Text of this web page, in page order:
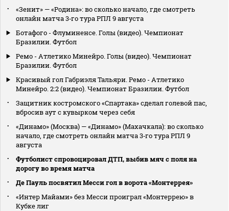
«Зенит» — «Родина»: во сколько начало, где смотреть
онлайн матча 3‑го тура РПЛ 9 августа
Ботафого - Флуминенсе. Голы (видео). Чемпионат
Бразилии. Футбол
Ремо - Атлетико Минейро. Голы (видео). Чемпионат
Бразилии. Футбол
Красивый гол Габриэля Тальяри. Ремо - Атлетико
Минейро. 2:2 (видео). Чемпионат Бразилии. Футбол
Защитник костромского «Спартака» сделал голевой пас,
вбросив аут с кувырком через себя
«Динамо» (Москва) — «Динамо» (Махачкала): во сколько
начало, где смотреть онлайн матча 3‑го тура РПЛ 9
августа
Футболист спровоцировал ДТП, выбив мяч с поля на
дорогу во время матча
Де Пауль посвятил Месси гол в ворота «Монтеррея»
«Интер Майами» без Месси проиграл «Монтеррею» в
Кубке лиг